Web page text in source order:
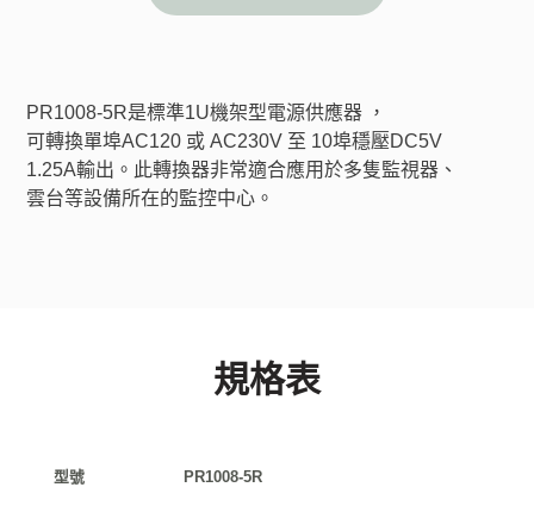
PR1008-5R是標準1U機架型電源供應器 ，
可轉換單埠AC120 或 AC230V 至 10埠穩壓DC5V
1.25A輸出。此轉換器非常適合應用於多隻監視器、
雲台等設備所在的監控中心。
規格表
型號 PR1008-5R